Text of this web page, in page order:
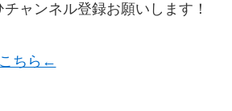
ャンネル登録お願いします！
ちら←